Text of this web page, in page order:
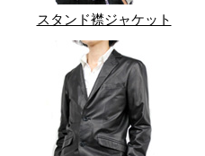
スタンド襟ジャケット